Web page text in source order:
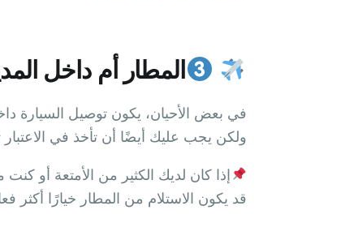
المطار أم داخل
في بعض الأحيان، يكون توصيل السيارة
ولكن يجب عليك أيضًا أن تأخذ في الاعتبار
إذا كان لديك الكثير من الأمتعة أو
قد يكون الاستلام من المطار خيارًا أكثر